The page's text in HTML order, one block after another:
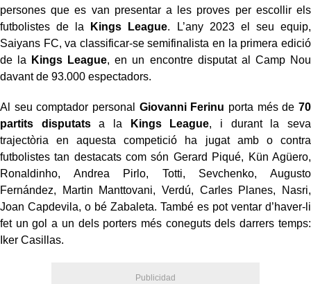
persones que es van presentar a les proves per escollir els
futbolistes de la
Kings League. L’any 2023 el seu equip,
Saiyans FC, va classificar-se semifinalista en la primera edició
de la
Kings League, en un encontre disputat al Camp Nou
davant de 93.000 espectadors.
Al seu comptador personal Giovanni Ferinu porta més de 70
partits disputatsa la Kings League, i durant la seva
trajectòria en aquesta competició ha jugat amb o contra
futbolistes tan destacats com són Gerard Piqué, Kün Agüero,
Ronaldinho, Andrea Pirlo, Totti, Sevchenko, Augusto
Fernández, Martin Manttovani, Verdú, Carles Planes, Nasri,
Joan Capdevila, o bé Zabaleta. També es pot ventar d’haver-li
fet un gol a un dels porters més coneguts dels darrers temps:
Iker Casillas.